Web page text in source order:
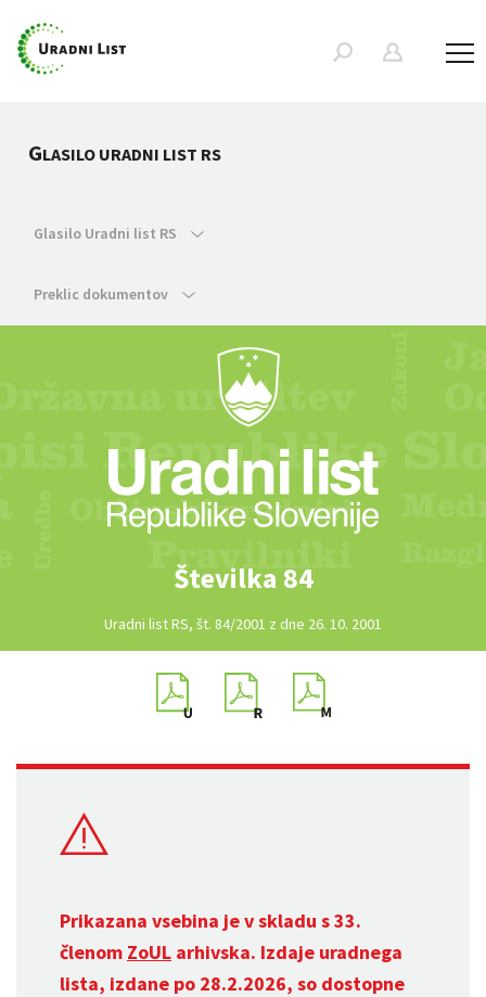
GLASILO URADNI LIST RS
Glasilo Uradni list RS
Preklic dokumentov
Številka 84
Uradni list RS, št. 84/2001 z dne 26. 10. 2001
Prikazana vsebina je v skladu s 33.
členom ZoUL arhivska. Izdaje uradnega
lista, izdane po 28.2.2026, so dostopne